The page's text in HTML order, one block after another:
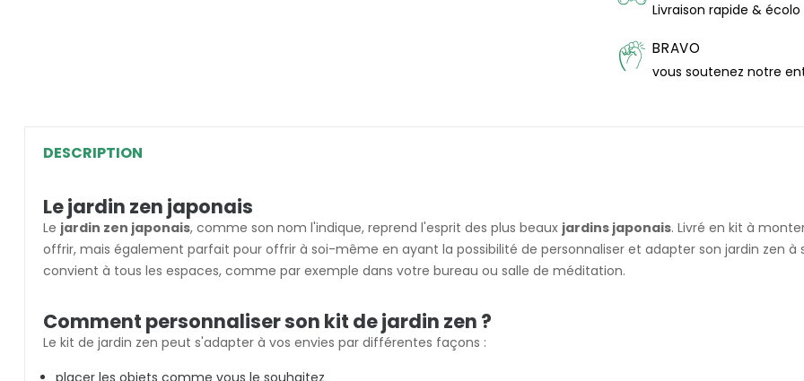
Livraison rapide & écolo
BRAVO
vous soutenez notre
DESCRIPTION
Le jardin zen japonais
Le jardin zen japonais, comme son nom l'indique, reprend l'esprit des plus beaux jardins japonais. Livré en kit à
offrir, mais également parfait pour offrir à soi-même en ayant la possibilité de personnaliser et adapter son jardin zen à
convient à tous les espaces, comme par exemple dans votre bureau ou salle de méditation.
Comment personnaliser son kit de jardin zen ?
Le kit de jardin zen peut s'adapter à vos envies par différentes façons :